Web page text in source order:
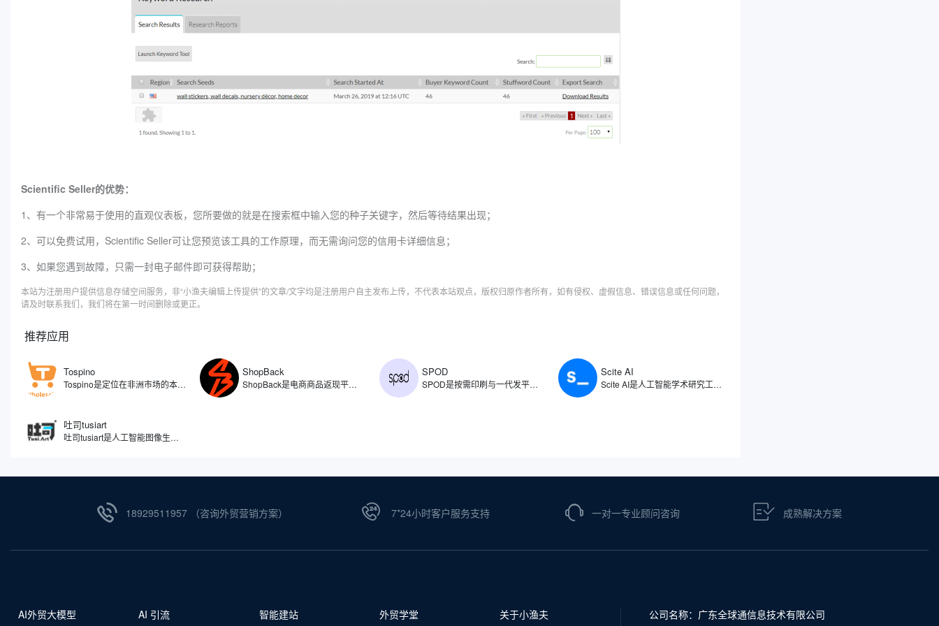
Scientific Seller的优势：
1、有一个非常易于使用的直观仪表板，您所要做的就是在搜索框中输入您的种子关键字，然后等待结果出现；
2、可以免费试用，Scientific Seller可让您预览该工具的工作原理，而无需询问您的信用卡详细信息；
3、如果您遇到故障，只需一封电子邮件即可获得帮助；
本站为注册用户提供信息存储空间服务，非“小渔夫编辑上传提供”的文章/文字均是注册用户自主发布上传，不代表本站观点，版权归原作者所有，如有侵权、虚假信息、错误信息或任何问题，
请及时联系我们，我们将在第一时间删除或更正。
推荐应用
Tospino
Tospino是定位在非洲市场的本土化电商平台，旗下覆盖C端和B端的业务，分别搭建了零售（TospinoMall）和批发（Tospino）两个网站和APP移动端。TospinoMall经过两年发展，已经拿下了加纳绝大多数的网购市场份额，Tospino更是成为辐射西非的大型综合外贸线上批发交易平台。
ShopBack
​ShopBack是电商商品返现平台，创立于2014年，主要通过旗下平台为用户提供电商商品消费返现服务，同时提供出行预订、时尚用品、美容保健、杂货以及食品配送等类别的消费返现。ShopBack返现范围涵盖了各类商品，如普通商品、旅行预订、时尚、保健与美容、杂货以及食品配送。
SPOD
SPOD是按需印刷与一代发平台，支持商家创建、销售和分销定制印刷产品，允许用户将自己的设计印在各种产品上，如T恤、帽子、杯子等，待顾客下单后由SPOD负责生产和发货。SPOD整合了设计工具、生产流程和物流配送，支持用户将创意快速转化为商品，并通过自有电商渠道或第三方平台直接销售。
Scite AI
Scite AI是人工智能学术研究工具，注重引文的分类，能够展示文献之间的引用关系，真正解读引用背后的意图与情境，让您了解一篇论文究竟是被支持、被反驳，还是仅仅被提及，让您理解论文之间的相互关系。Scite AI像一位学术伙伴，通过智能引用，显示文章被引用的次数，深入分析引用的具体上下文，让您快速判断一篇论文的可靠性和影响力。
吐司tusiart
吐司tusiart是人工智能图像生成工具，通过分析和理解您输入的文字描述，自动创作出与之匹配的图像。平台聚集了众多AI绘画模型，涵盖从二次元动漫到逼真写实等多种风格，您可以自由下载或在线运行这些模型进行图片生成。简单来说，您只需要用文字告诉它您想要什么，比如一只在喝咖啡的兔子，吐司tusiart就能在几秒钟内为您生成一张相应的图片。
18929511957 （咨询外贸营销方案） 7*24小时客户服务支持 一对一专业顾问咨询 成熟解决方案
AI外贸大模型 AI 引流 智能建站 外贸学堂 关于小渔夫 公司名称：广东全球通信息技术有限公司